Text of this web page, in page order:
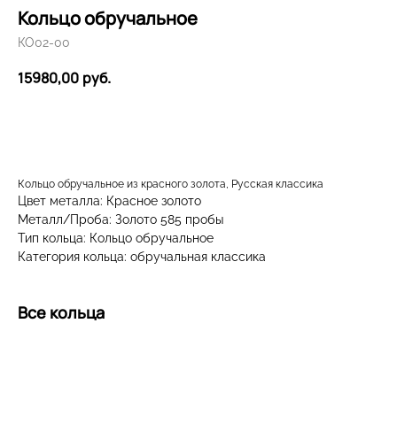
Кольцо обручальное
КО02-00
15980,00 руб.
Кольцо обручальное из красного золота, Русская классика
Цвет металла: Красное золото
Металл/Проба: Золото 585 пробы
Тип кольца: Кольцо обручальное
Категория кольца: обручальная классика
Все кольца